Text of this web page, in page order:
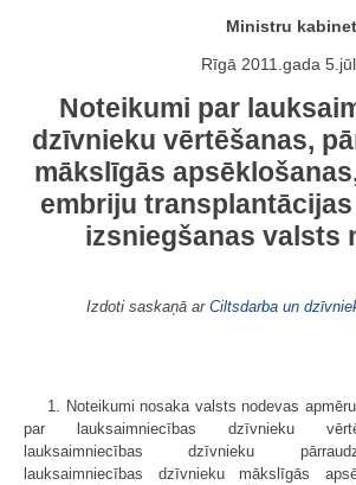
Ministru
Rīgā 2011.gada
Noteikumi par
dzīvnieku vērtēšanas,
mākslīgās
embriju
izsniegšanas valsts
Izdoti saskaņā ar Ciltsdarba un
1. Noteikumi nosaka valsts nodevas
par lauksaimniecības dzīvnieku
lauksaimniecības dzīvnieku
lauksaimniecības dzīvnieku mākslīgās